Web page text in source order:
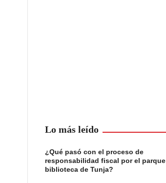
Lo más leído
¿Qué pasó con el proceso de
responsabilidad fiscal por el parque
biblioteca de Tunja?